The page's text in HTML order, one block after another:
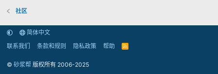
社区
简体中文
联系我们
条款和规则 隐私政策 帮助
R
© 砂浆帮 版权所有 2006-2025